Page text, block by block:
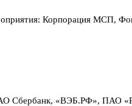
Корпорация МСП,
ПАО Сбербанк, «ВЭБ.РФ»,